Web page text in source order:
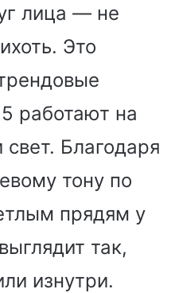
лица — не
Это
работают на
Благодаря
тону по
прядям у
так,
изнутри.